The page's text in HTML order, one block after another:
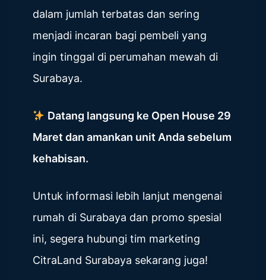
dalam jumlah terbatas dan sering
menjadi incaran bagi pembeli yang
ingin tinggal di perumahan mewah di
Surabaya.
Datang langsung ke Open House 29
Maret dan amankan unit Anda sebelum
kehabisan.
Untuk informasi lebih lanjut mengenai
rumah di Surabaya dan promo spesial
ini, segera hubungi tim marketing
CitraLand Surabaya sekarang juga!